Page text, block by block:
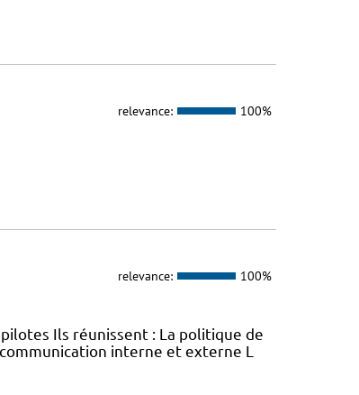
relevance: 100%
relevance: 100%
pilotes Ils réunissent : La politique de
interne et externe L